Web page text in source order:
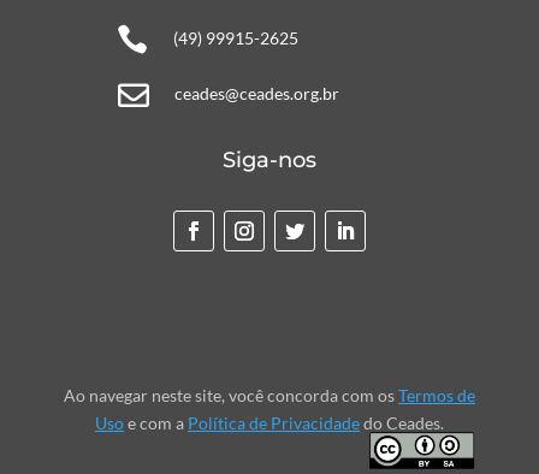
 (49) 99915-2625
 ceades@ceades.org.br
Siga-nos
Ao navegar neste site, você concorda com osTermos de
Usoe com a Política de Privacidadedo Ceades.